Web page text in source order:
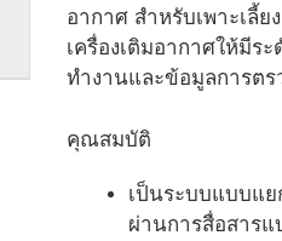
อากาศ สำหรับเพาะเลี้
เครื่องเติมอากาศให้มีร
ทำงานและข้อมูลการต
คุณสมบัติ
เป็นระบบแบบแ
ผ่านการสื่อสารแ